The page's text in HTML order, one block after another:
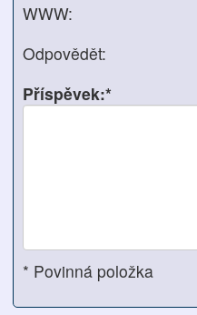
WWW:
Odpovědět:
Příspěvek:*
* Povinná položka